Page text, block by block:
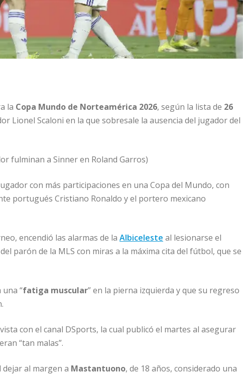
la Copa Mundo de Norteamérica 2026, según la lista de 26
Lionel Scaloni en la que sobresale la ausencia del jugador del
fulminan a Sinner en Roland Garros)
con más participaciones en una Copa del Mundo, con
portugués Cristiano Ronaldo y el portero mexicano
encendió las alarmas de la Albiceleste al lesionarse el
parón de la MLS con miras a la máxima cita del fútbol, que se
“fatiga muscular” en la pierna izquierda y que su regreso
con el canal DSports, la cual publicó el martes al asegurar
“tan malas”.
al margen a Mastantuono, de 18 años, considerado una